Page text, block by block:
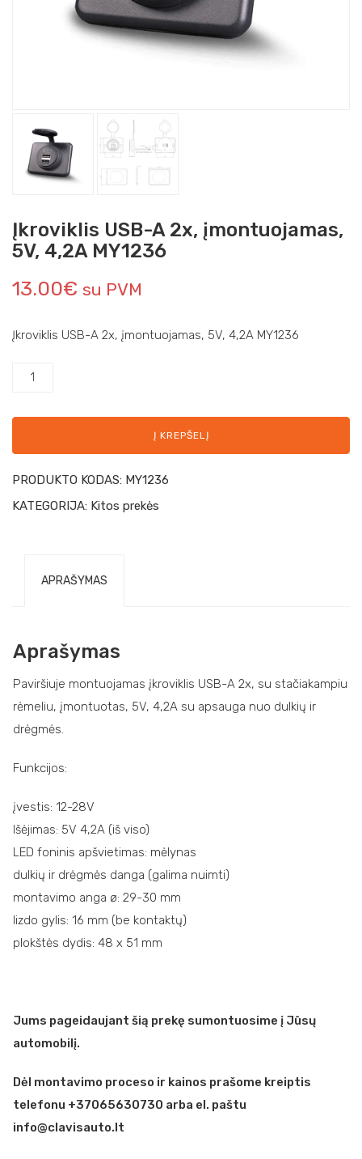
Įkroviklis USB-A 2x, įmontuojamas,
5V, 4,2A MY1236
13.00€ su PVM
Įkroviklis USB-A 2x, įmontuojamas, 5V, 4,2A MY1236
Į KREPŠELĮ
PRODUKTO KODAS: MY1236
KATEGORIJA: Kitos prekės
APRAŠYMAS
Aprašymas
Paviršiuje montuojamas įkroviklis USB-A 2x, su stačiakampiu
rėmeliu, įmontuotas, 5V, 4,2A su apsauga nuo dulkių ir
drėgmės.
Funkcijos:
įvestis: 12-28V
Išėjimas: 5V 4,2A (iš viso)
LED foninis apšvietimas: mėlynas
dulkių ir drėgmės danga (galima nuimti)
montavimo anga ø: 29-30 mm
lizdo gylis: 16 mm (be kontaktų)
plokštės dydis: 48 x 51 mm
Jums pageidaujant šią prekę sumontuosime į Jūsų
automobilį.
Dėl montavimo proceso ir kainos prašome kreiptis
telefonu +37065630730 arba el. paštu
info@clavisauto.lt